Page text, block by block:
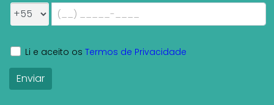
Li e aceito os Termos de Privacidade